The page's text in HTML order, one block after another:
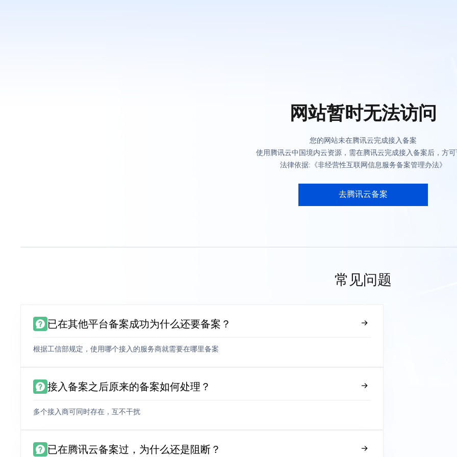
网站暂时无法访问
您的网站未在腾讯云完成接入备案
使用腾讯云中国境内云资源，需在腾讯云完成接入备案后，方
法律依据:《非经营性互联网信息服务备案管理办法》
去腾讯云备案
常见问题
已在其他平台备案成功为什么还要备案？
根据工信部规定，使用哪个接入的服务商就需要在哪里备案
接入备案之后原来的备案如何处理？
多个接入商可同时存在，互不干扰
已在腾讯云备案过，为什么还是阻断？